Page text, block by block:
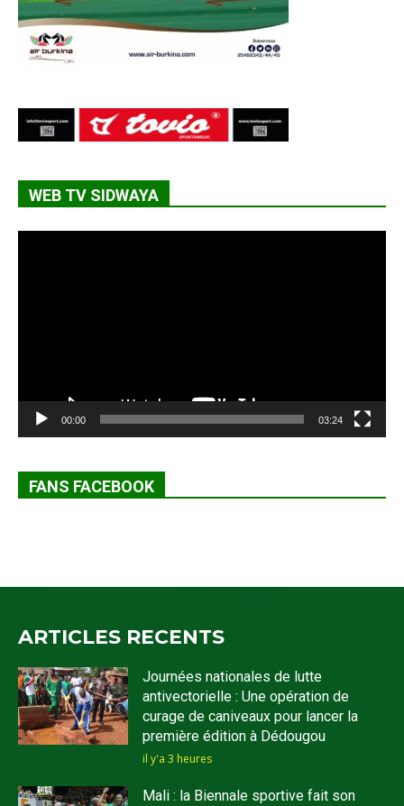
WEB TV SIDWAYA
00:00 03:24
FANS FACEBOOK
ARTICLES RECENTS
Journées nationales de lutte
antivectorielle : Une opération de
curage de caniveaux pour lancer la
première édition à Dédougou
il y'a 3 heures
Mali : la Biennale sportive fait son